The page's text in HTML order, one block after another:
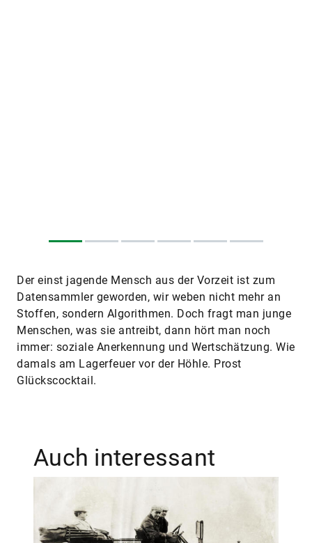
Der einst jagende Mensch aus der Vorzeit ist zum
Datensammler geworden, wir weben nicht mehr an
Stoffen, sondern Algorithmen. Doch fragt man junge
Menschen, was sie antreibt, dann hört man noch
immer: soziale Anerkennung und Wertschätzung. Wie
damals am Lagerfeuer vor der Höhle. Prost
Glückscocktail.
Auch interessant